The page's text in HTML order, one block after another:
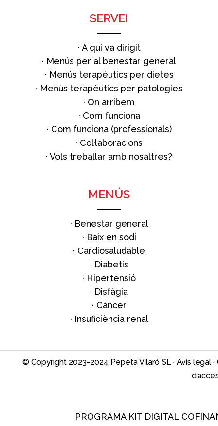
SERVEI
· A qui va dirigit
· Menús per al benestar general
· Menús terapèutics per dietes
· Menús terapèutics per patologies
· On arribem
· Com funciona
· Com funciona (professionals)
· Col·laboracions
· Vols treballar amb nosaltres?
MENÚS
· Benestar general
· Baix en sodi
· Cardiosaludable
· Diabetis
· Hipertensió
· Disfàgia
· Càncer
· Insuficiència renal
© Copyright 2023-2024 Pepeta Vilaró SL · Avís legal ·
PROGRAMA KIT DIGITAL